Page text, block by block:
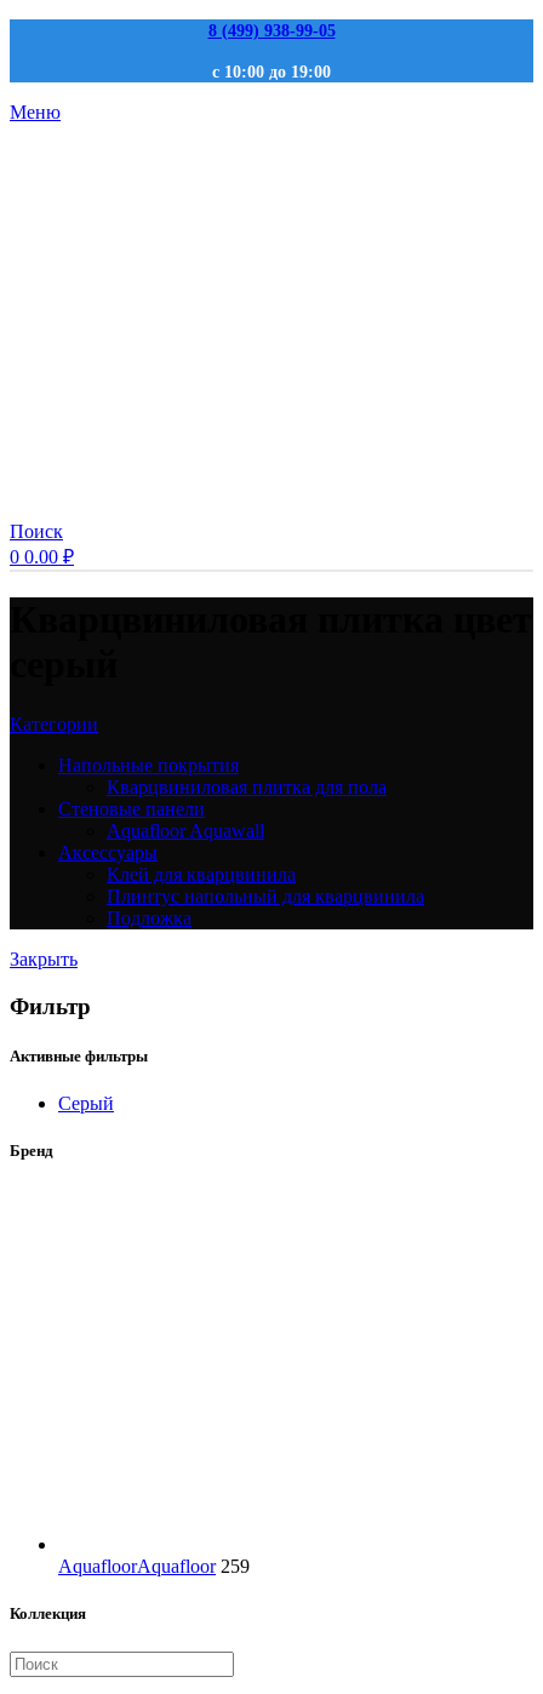
8 (499) 938-99-05
с 10:00 до 19:00
Меню
Поиск
0 0.00 ₽
Категории
Напольные покрытия
Кварцвиниловая плитка для пола
Стеновые панели
Aquafloor Aquawall
Аксессуары
Клей для кварцвинила
Плинтус напольный для кварцвинила
Подложка
Закрыть
Фильтр
Активные фильтры
Серый
Бренд
AquafloorAquafloor 259
Коллекция